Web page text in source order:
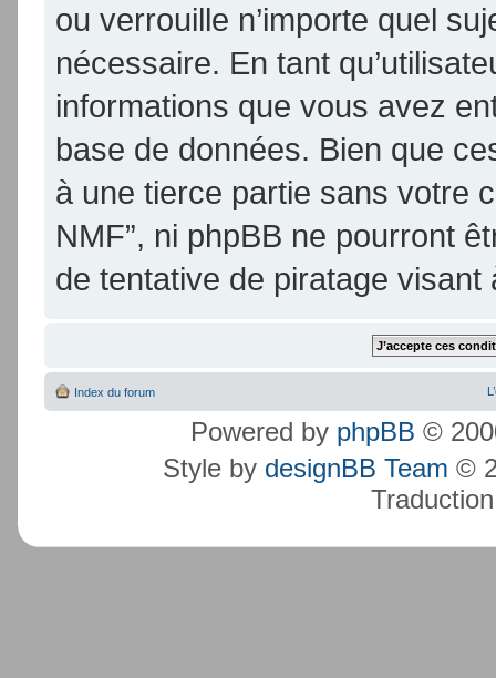
ou verrouille n’importe quel
nécessaire. En tant
informations que vous avez
base de données. Bien que
à une tierce partie sans votre
NMF”, ni phpBB ne pourront
de tentative de piratage
Index du forum
Powered by phpBB ©
Style by designBB Team ©